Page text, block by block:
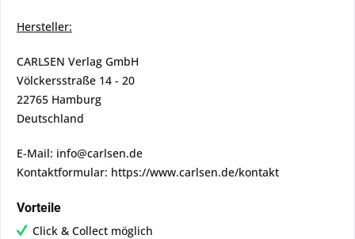
Hersteller:
CARLSEN Verlag GmbH
Völckersstraße 14 - 20
22765 Hamburg
Deutschland
E-Mail: info@carlsen.de
Kontaktformular: https://www.carlsen.de/kontakt
Vorteile
Click & Collect möglich